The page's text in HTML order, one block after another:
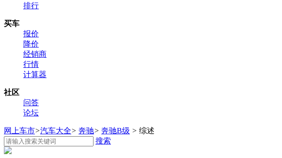
排行
买车
报价
降价
经销商
行情
计算器
社区
问答
论坛
网上车市>汽车大全> 奔驰> 奔驰B级 > 综述
搜索